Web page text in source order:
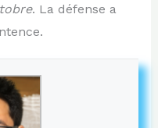
. La défense a